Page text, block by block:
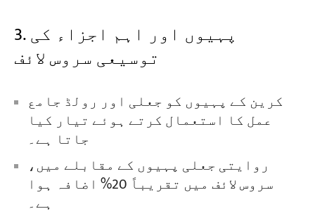
3. پہیوں اور اہم اجزاء کی
توسیعی سروس لائف
کرین کے پہیوں کو جعلی اور رولڈ جامع
عمل کا استعمال کرتے ہوئے تیار کیا
جاتا ہے۔
روایتی جعلی پہیوں کے مقابلے میں،
سروس لائف میں تقریباً 20% اضافہ ہوا
ہے۔